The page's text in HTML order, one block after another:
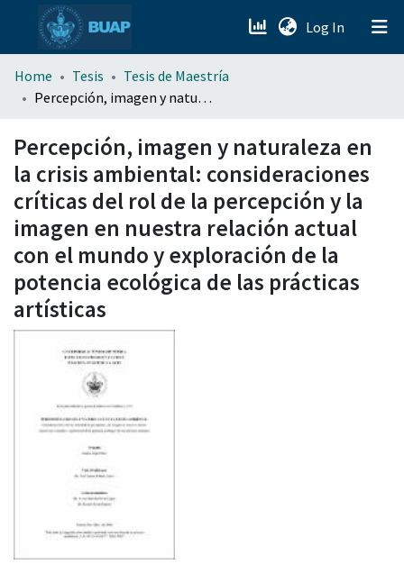
Log In (current)
menu.section.about_menu
Home Tesis
Tesis de Maestría
Percepción, imagen y naturaleza en la crisis ambiental: consideraciones críticas del rol de la percepción y la imagen en nuestra relación actual con el mundo y exploración de la potencia ecológica de las prácticas artísticas
Percepción, imagen y naturaleza en
la crisis ambiental: consideraciones
críticas del rol de la percepción y la
imagen en nuestra relación actual
con el mundo y exploración de la
potencia ecológica de las prácticas
artísticas